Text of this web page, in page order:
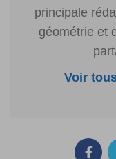
principale
géométrie et
Voir